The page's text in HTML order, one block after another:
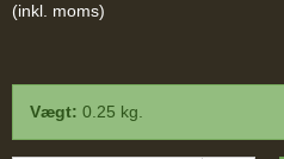
(inkl. moms)
Vægt: 0.25 kg.